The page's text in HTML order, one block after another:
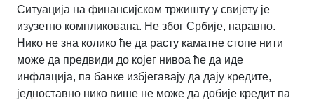
Ситуација на финансијском тржишту у свијету је
изузетно компликована. Не због Србије, наравно.
Нико не зна колико ће да расту каматне стопе нити
може да предвиди до којег нивоа ће да иде
инфлација, па банке избјегавају да дају кредите,
једноставно нико више не може да добије кредит па